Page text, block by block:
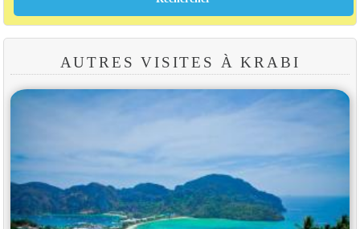
AUTRES VISITES À KRABI